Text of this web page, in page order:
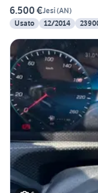
6.500 €Jesi(AN)
Usato
12/2014